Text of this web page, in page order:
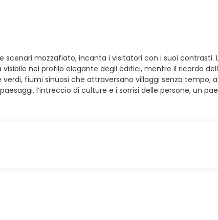
scenari mozzafiato, incanta i visitatori con i suoi
visibile nel profilo elegante degli edifici, mentre il ricordo
fiumi sinuosi che attraversano villaggi senza
l’intreccio di culture e i sorrisi delle persone, un